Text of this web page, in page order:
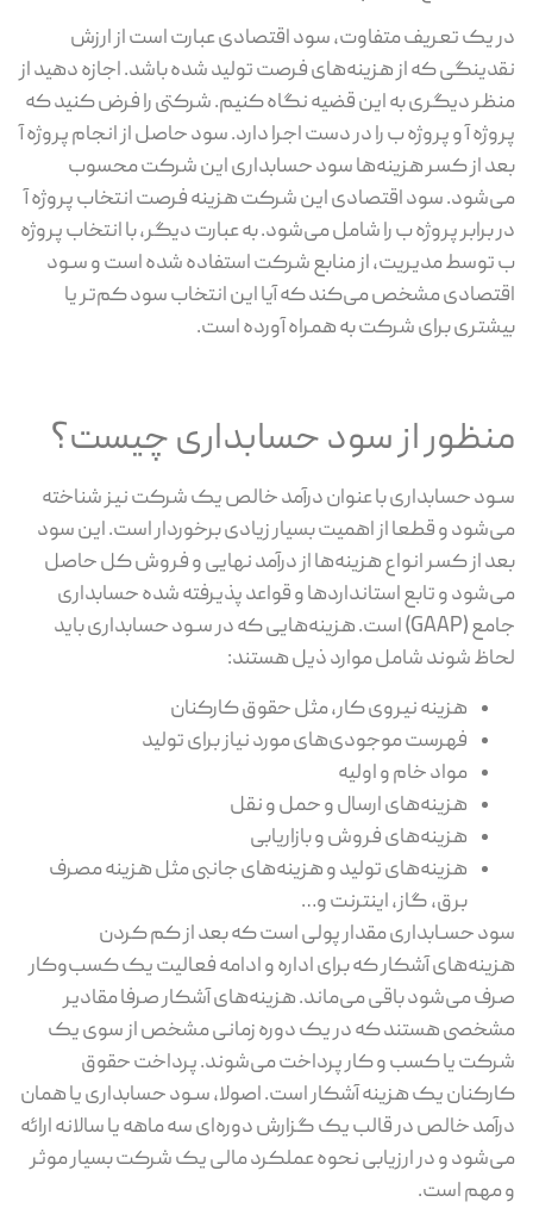
در یک تعریف متفاوت، سود اقتصادی عبارت است از ارزش
نقدینگی که از هزینه‌های فرصت تولید شده باشد. اجازه دهید از
منظر دیگری به این قضیه نگاه کنیم. شرکتی را فرض کنید که
پروژه آ و پروژه ب را در دست اجرا دارد. سود حاصل از انجام پروژه آ
بعد از کسر هزینه‌ها سود حسابداری این شرکت محسوب
می‌شود. سود اقتصادی این شرکت هزینه فرصت انتخاب پروژه آ
در برابر پروژه ب را شامل می‌شود. به عبارت دیگر، با انتخاب پروژه
ب توسط مدیریت، از منابع شرکت استفاده شده است و سـود
اقتصادی مشخص می‌کند که آیا این انتخاب سود کم‌تر یا
بیشتری برای شرکت به همراه آورده است.
منظور از سود حسابداری چیست؟
سـود حسابداری با عنوان درآمد خالص یک شرکت نیز شناخته
می‌شود و قطعا از اهمیت بسیار زیادی برخوردار است. این سود
بعد از کسر انواع هزینه‌ها از درآمد نهایی و فروش کل حاصل
می‌شود و تابع استانداردها و قواعد پذیرفته شده حسابداری
جامع (GAAP) است. هزینه‌هایی که در سـود حسابداری باید
لحاظ شوند شامل موارد ذیل هستند:
هزینه نیروی کار، مثل حقوق کارکنان
فهرست موجودی‌های مورد نیاز برای تولید
مواد خام و اولیه
هزینه‌های ارسال و حمل و نقل
هزینه‌های فروش و بازاریابی
هزینه‌های تولید و هزینه‌های جانبی مثل هزینه مصرف
برق، گاز، اینترنت و…
سود حسـابداری مقدار پولی است که بعد از کم کردن
هزینه‌های آشکار که برای اداره و ادامه فعالیت یک کسب‌و‌کار
صرف می‌شود باقی می‌ماند. هزینه‌های آشکار صرفا مقادیر
مشخصی هستند که در یک دوره زمانی مشخص از سوی یک
شرکت یا کسب و کار پرداخت می‌شوند. پرداخت حقوق
کارکنان یک هزینه آشکار است. اصولا، سـود حسابداری یا همان
درآمد خالص در قالب یک گزارش دوره‌ای سه ماهه یا سالانه ارائه
می‌شود و در ارزیابی نحوه عملکرد مالی یک شرکت بسیار موثر
و مهم است.